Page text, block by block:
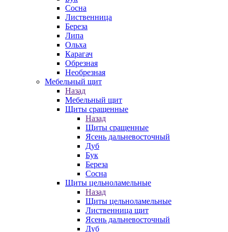
Сосна
Лиственница
Береза
Липа
Ольха
Карагач
Обрезная
Необрезная
Мебельный щит
Назад
Мебельный щит
Щиты сращенные
Назад
Щиты сращенные
Ясень дальневосточный
Дуб
Бук
Береза
Сосна
Щиты цельноламельные
Назад
Щиты цельноламельные
Лиственница щит
Ясень дальневосточный
Дуб